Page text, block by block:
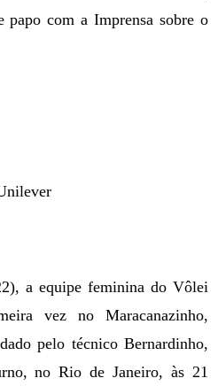
papo com a Imprensa sobre o
a equipe feminina do Vôlei
vez no Maracanazinho,
pelo técnico Bernardinho,
no Rio de Janeiro, às 21